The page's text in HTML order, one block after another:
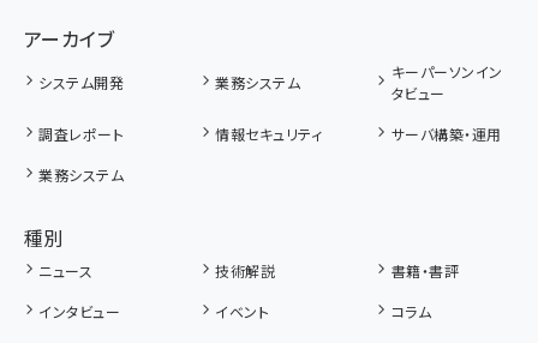
アーカイブ
システム開発 業務システム
キーパーソンイン
タビュー
調査レポート
情報セキュリティ
サーバ構築・運用
業務システム
種別
ニュース 技術解説
書籍・書評
インタビュー
イベント
コラム